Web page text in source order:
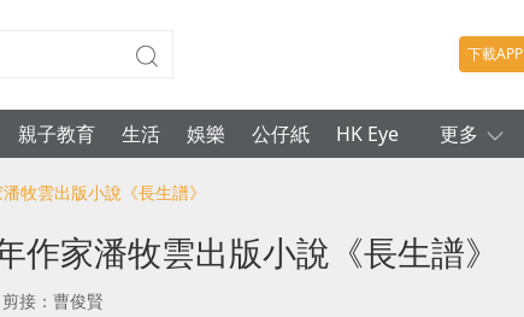
下載APP
親子教育 生活 娛樂 公仔紙 HK Eye 更多
牧雲出版小說《長生譜》
家潘牧雲出版小說《長生譜》
剪接：曹俊賢